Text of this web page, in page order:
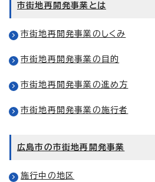
市街地再開発事業とは
市街地再開発事業のしくみ
市街地再開発事業の目的
市街地再開発事業の進め方
市街地再開発事業の施行者
広島市の市街地再開発事業
施行中の地区